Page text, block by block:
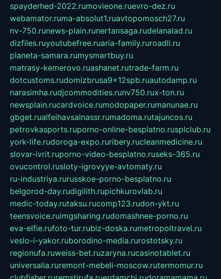
spayderhed-2022.rumovieone.ruevro-dez.ru
webamator.ruma-absolut1.ruavtopomosch27.ru
nv-750.runews-plain.runertansaga.rudelanalad.ru
dizfiles.ruyoutubefree.ruaria-family.ruroadli.ru
planeta-samara.rumysmartbuy.ru
matrasy-kemerovo.ruashanet.rutrade-farm.ru
dotcustoms.rudomizbrusa9x12spb.ruautodamp.ru
narasimha.rudjcommodities.runv750.rux-ton.ru
newsplain.rucardvoice.rumodopaper.rumanunae.ru
gbget.rualfeihavsalnassr.rumadoma.rutajuncos.ru
petrovkasports.ruporno-online-besplatno.rusplclub.ru
york-life.rudoroga-expo.ruribery.rucleanmedicine.ru
slovar-ivrit.ruporno-video-besplatno.ruseks-365.ru
ovucontrol.rusloty-igrovyye-avtomaty.ru
ru-industriya.rurusskoe-porno-besplatno.ru
belgorod-day.rudigilith.rupichkurovlab.ru
medic-today.rutaksu.rucomp123.rudon-ykt.ru
teensvoice.ruimgsharing.rudomashnee-porno.ru
eva-elfie.rufoto-tur.rubiz-doska.rumetropoltravel.ru
veslo-i-yakor.ruborodino-media.rurostotsky.ru
regionufa.ruweiss-bet.ruzaryna.rucasinotablet.ru
universalia.ruremont-mebeli-moscow.rutermomur.ru